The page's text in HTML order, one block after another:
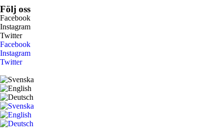
Följ oss
Facebook
Instagram
Twitter
Facebook
Instagram
Twitter